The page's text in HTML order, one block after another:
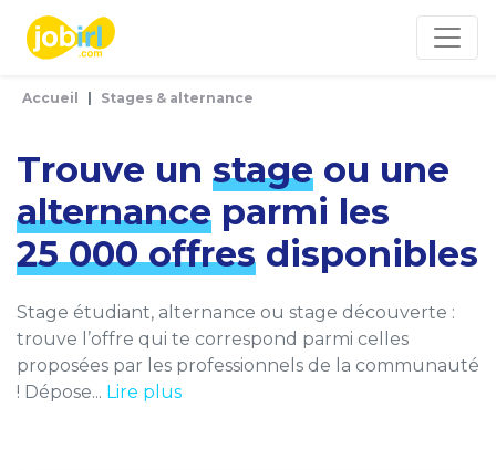
Accueil Stages & alternance
Trouve un stage ou une
alternance parmi les
25 000 offres disponibles
Stage étudiant, alternance ou stage découverte :
trouve l’offre qui te correspond parmi celles
proposées par les professionnels de la communauté
! Dépose... Lire plus
Panneau de gestion des cookies